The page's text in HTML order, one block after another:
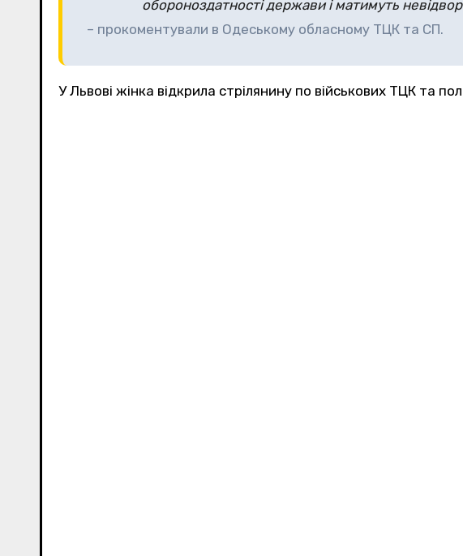
обороноздатності держави і матимуть
– прокоментували в Одеському обласному ТЦК та СП.
У Львові жінка відкрила стрілянину по військових ТЦК та